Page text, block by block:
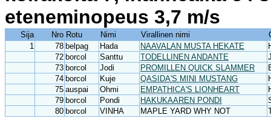
eteneminopeus 3,7 m/s
Sija Nro Rotu Nimi Virallinen nimi
1
78 belpag Hada NAAVALAN MUSTA HEKATE
72 borcol Santtu TODELLINEN ANDANTE
73 borcol Jodi PROMILLEN QUICK SLAMMER
74 borcol Kuje QASIDA'S MINI MUSTANG
75 auspai Ohmi EMPATHICA'S LIONHEART
79 borcol Pondi HAKUKAAREN PONDI
80 borcol VINHA MAPLE YARD WHY NOT